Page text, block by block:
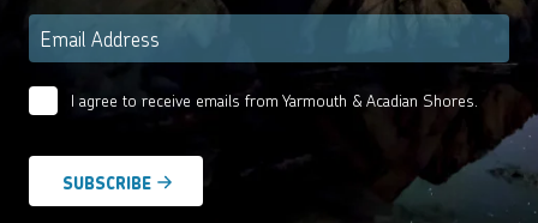
Email *
Email
I agree to receive emails from Yarmouth & Acadian Shores.